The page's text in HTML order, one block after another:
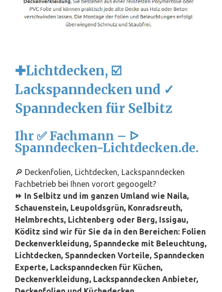
✚Lichtdecken, ☑️
Lackspanndecken und ✓
Spanndecken für Selbitz
Ihr ✅ Fachmann – ᐅ
Spanndecken-Lichtdecken.de.
🔎 Deckenfolien, Lichtdecken, Lackspanndecken
Fachbetrieb bei Ihnen vorort gegoogelt?
⏩ In Selbitz und im ganzen Umland wie Naila,
Schauenstein, Leupoldsgrün, Konradsreuth,
Helmbrechts, Lichtenberg oder Berg, Issigau,
Köditz sind wir für Sie da in den Bereichen: Folien
Deckenverkleidung, Spanndecke mit Beleuchtung,
Lichtdecken, Spanndecken Vorteile, Spanndecken
Experte, Lackspanndecken für Küchen,
Deckenverkleidung, Lackspanndecken Anbieter,